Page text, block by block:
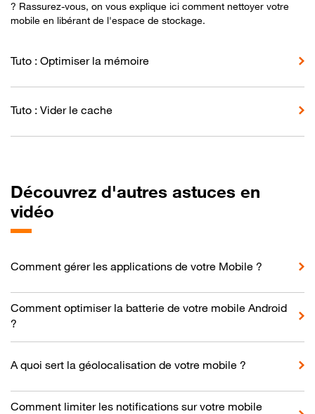
? Rassurez-vous, on vous explique ici comment nettoyer votre
mobile en libérant de l'espace de stockage.
Tuto : Optimiser la mémoire
Tuto : Vider le cache
Découvrez d'autres astuces en
vidéo
Comment gérer les applications de votre Mobile ?
Comment optimiser la batterie de votre mobile Android
?
A quoi sert la géolocalisation de votre mobile ?
Comment limiter les notifications sur votre mobile